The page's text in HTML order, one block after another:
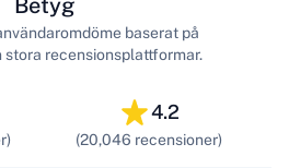
baserat på
stora recensionsplattformar.
4.2
(20,046 recensioner)